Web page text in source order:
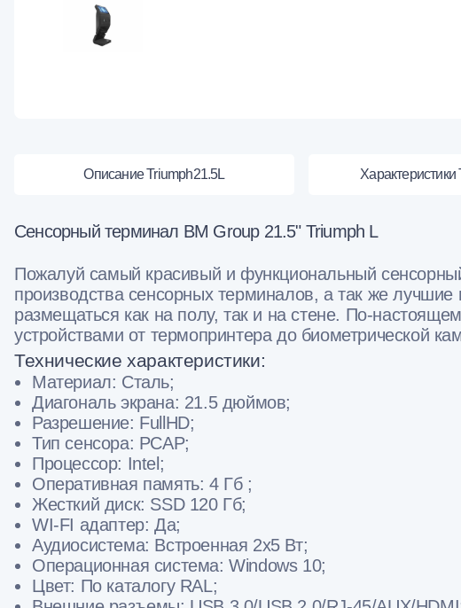
Описание Triumph21.5L Характеристики
Сенсорный терминал BM Group 21.5" Triumph L
Пожалуй самый красивый и функциональный
производства сенсорных терминалов, а так же
размещаться как на полу, так и на стене. По-
устройствами от термопринтера до биометрической
Технические характеристики:
Материал: Сталь;
Диагональ экрана: 21.5 дюймов;
Разрешение: FullHD;
Тип сенсора: PCAP;
Процессор: Intel;
Оперативная память: 4 Гб ;
Жесткий диск: SSD 120 Гб;
WI-FI адаптер: Да;
Аудиосистема: Встроенная 2х5 Вт;
Операционная система: Windows 10;
Цвет: По каталогу RAL;